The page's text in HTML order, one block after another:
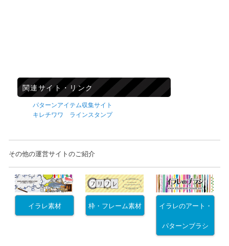
関連サイト・リンク
パターンアイテム収集サイト
キレチワワ ラインスタンプ
その他の運営サイトのご紹介
イラレ素材 枠・フレーム素材 イラレのアート・
パターンブラシ